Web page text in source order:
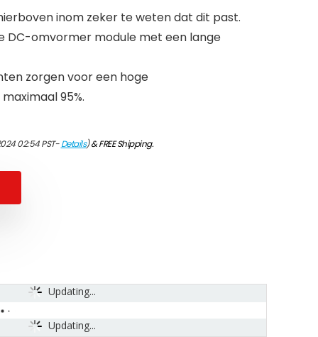
inom zeker te weten dat dit past.
DC-omvormer module met een lange
zorgen voor een hoge
95%.
02:54 PST-Details)&FREE Shipping.
Updating...
Updating...